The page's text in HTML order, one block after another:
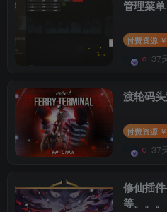
付费资源 ￥
37
渡轮码
付费资源 ￥
37
修仙插
等。。。